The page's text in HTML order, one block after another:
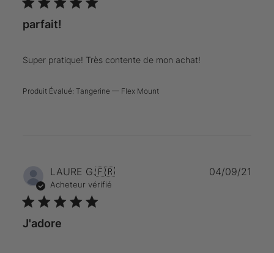
parfait!
Super pratique! Très contente de mon achat!
Produit Évalué: Tangerine — Flex Mount
LAURE G.🇫🇷
Acheteur vérifié
J'adore
04/09/21